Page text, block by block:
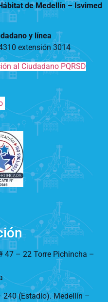
de Medellín –Isvimed
y línea
extensión3014
al Ciudadano PQRSD
47 – 22 Torre Pichincha –
240 (Estadio). Medellín –